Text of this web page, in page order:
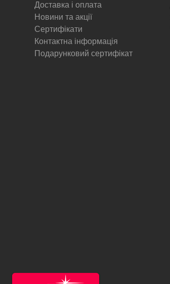
Доставка і оплата
Новини та акції
Сертифікати
Контактна інформація
Подарунковий сертифікат